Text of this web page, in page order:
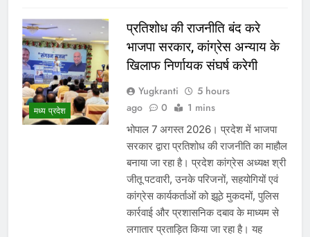
मध्य प्रदेश
प्रतिशोध की राजनीति बंद करे
भाजपा सरकार, कांग्रेस अन्याय के
खिलाफ निर्णायक संघर्ष करेगी
Yugkranti
5 hours
ago
0 1 mins
भोपाल 7 अगस्त 2026। प्रदेश में भाजपा
सरकार द्वारा प्रतिशोध की राजनीति का माहौल
बनाया जा रहा है। प्रदेश कांग्रेस अध्यक्ष श्री
जीतू पटवारी, उनके परिजनों, सहयोगियों एवं
कांग्रेस कार्यकर्ताओं को झूठे मुकदमों, पुलिस
कार्रवाई और प्रशासनिक दबाव के माध्यम से
लगातार प्रताड़ित किया जा रहा है। यह